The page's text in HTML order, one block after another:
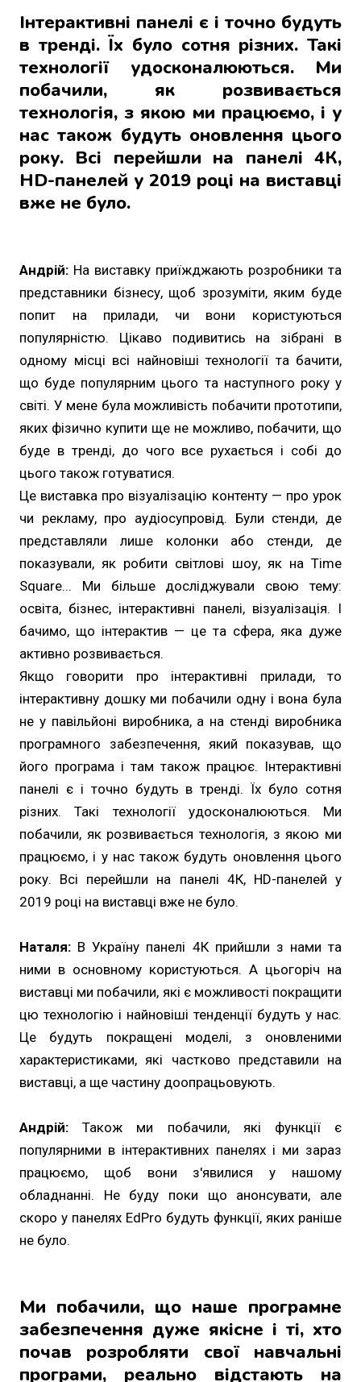
Інтерактивні панелі є і точно будуть
в тренді. Їх було сотня різних. Такі
технології удосконалюються. Ми
побачили, як розвивається
технологія, з якою ми працюємо, і у
нас також будуть оновлення цього
року. Всі перейшли на панелі 4К,
HD-панелей у 2019 році на виставці
вже не було.
Андрій: На виставку приїжджають розробники та
представники бізнесу, щоб зрозуміти, яким буде
попит на прилади, чи вони користуються
популярністю. Цікаво подивитись на зібрані в
одному місці всі найновіші технології та бачити,
що буде популярним цього та наступного року у
світі. У мене була можливість побачити прототипи,
яких фізично купити ще не можливо, побачити, що
буде в тренді, до чого все рухається і собі до
цього також готуватися.
Це виставка про візуалізацію контенту — про урок
чи рекламу, про аудіосупровід. Були стенди, де
представляли лише колонки або стенди, де
показували, як робити світлові шоу, як на Time
Square... Ми більше досліджували свою тему:
освіта, бізнес, інтерактивні панелі, візуалізація. І
бачимо, що інтерактив — це та сфера, яка дуже
активно розвивається.
Якщо говорити про інтерактивні прилади, то
інтерактивну дошку ми побачили одну і вона була
не у павільйоні виробника, а на стенді виробника
програмного забезпечення, який показував, що
його програма і там також працює. Інтерактивні
панелі є і точно будуть в тренді. Їх було сотня
різних. Такі технології удосконалюються. Ми
побачили, як розвивається технологія, з якою ми
працюємо, і у нас також будуть оновлення цього
року. Всі перейшли на панелі 4К, HD-панелей у
2019 році на виставці вже не було.
Наталя: В Україну панелі 4К прийшли з нами та
ними в основному користуються. А цьогоріч на
виставці ми побачили, які є можливості покращити
цю технологію і найновіші тенденції будуть у нас.
Це будуть покращені моделі, з оновленими
характеристиками, які частково представили на
виставці, а ще частину доопрацьовують.
Андрій: Також ми побачили, які функції є
популярними в інтерактивних панелях і ми зараз
працюємо, щоб вони з'явилися у нашому
обладнанні. Не буду поки що анонсувати, але
скоро у панелях EdPro будуть функції, яких раніше
не було.
Ми побачили, що наше програмне
забезпечення дуже якісне і ті, хто
почав розробляти свої навчальні
програми, реально відстають на